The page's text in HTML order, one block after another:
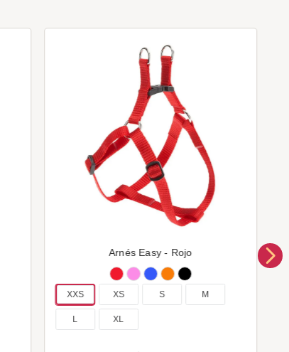
Arnés Easy - Rojo
XXS XS S M
L XL